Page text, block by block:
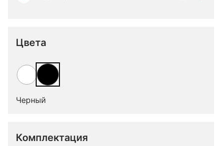
Цвета
Черный
Комплектация